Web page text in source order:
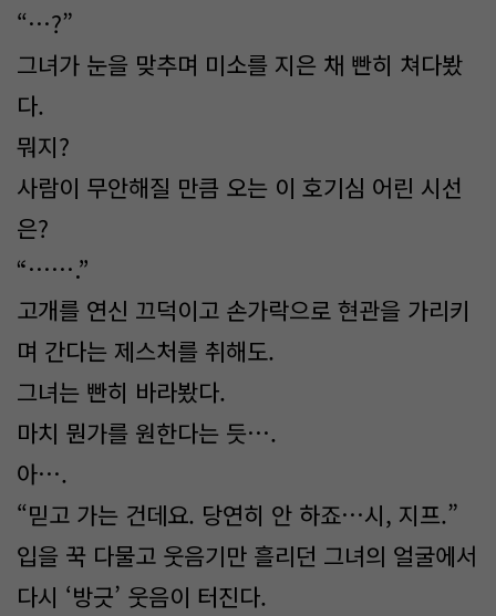
“…?”
그녀가 눈을 맞추며 미소를 지은 채 빤히 쳐다봤
다.
뭐지?
사람이 무안해질 만큼 오는 이 호기심 어린 시선
은?
“…….”
고개를 연신 끄덕이고 손가락으로 현관을 가리키
며 간다는 제스처를 취해도.
그녀는 빤히 바라봤다.
마치 뭔가를 원한다는 듯….
아….
“믿고 가는 건데요. 당연히 안 하죠…시, 지프.”
입을 꾹 다물고 웃음기만 흘리던 그녀의 얼굴에서
다시 ‘방긋’ 웃음이 터진다.